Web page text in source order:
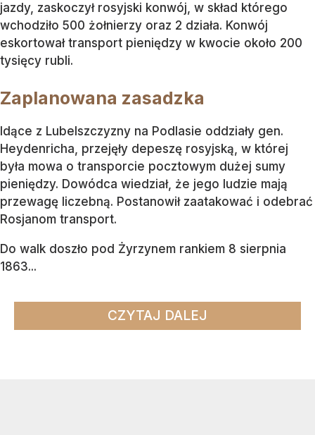
jazdy, zaskoczył rosyjski konwój, w skład którego
wchodziło 500 żołnierzy oraz 2 działa. Konwój
eskortował transport pieniędzy w kwocie około 200
tysięcy rubli.
Zaplanowana zasadzka
Idące z Lubelszczyzny na Podlasie oddziały gen.
Heydenricha, przejęły depeszę rosyjską, w której
była mowa o transporcie pocztowym dużej sumy
pieniędzy. Dowódca wiedział, że jego ludzie mają
przewagę liczebną. Postanowił zaatakować i odebrać
Rosjanom transport.
Do walk doszło pod Żyrzynem rankiem 8 sierpnia
1863...
CZYTAJ DALEJ